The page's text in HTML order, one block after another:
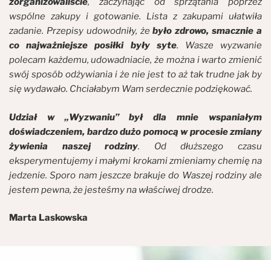
wspólne zakupy i gotowanie. Lista z zakupami ułatwiła
zadanie. Przepisy udowodniły, żebyło zdrowo, smacznie a
co najważniejsze posiłki były syte. Wasze wyzwanie
polecam każdemu, udowadniacie, że można i warto zmienić
swój sposób odżywiania i że nie jest to aż tak trudne jak by
się wydawało. Chciałabym Wam serdecznie podziękować.
Udział w „Wyzwaniu” był dla mnie wspaniałym
doświadczeniem, bardzo dużo pomocą w procesie zmiany
żywienia naszej rodziny. Od dłuższego czasu
eksperymentujemy i małymi krokami zmieniamy chemię na
jedzenie. Sporo nam jeszcze brakuje do Waszej rodziny ale
jestem pewna, że jesteśmy na właściwej drodze.
Marta Laskowska